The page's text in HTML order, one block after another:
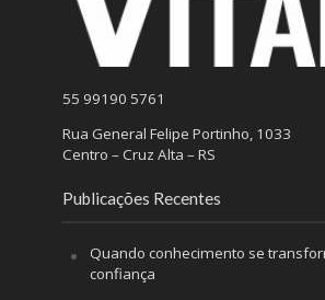
55 99190 5761
Rua General Felipe Portinho, 1033
Centro – Cruz Alta – RS
Publicações Recentes
Quando conhecimento se
confiança